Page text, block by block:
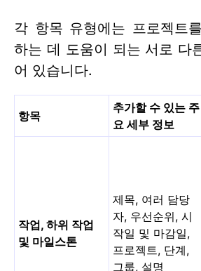
각 항목 유형에는 프로젝트
하는 데 도움이 되는 서로 다
어 있습니다.
항목
추가할 수 있는 주
요 세부 정보
작업, 하위 작업
및 마일스톤
제목, 여러 담당
자, 우선순위, 시
작일 및 마감일,
프로젝트, 단계,
그룹, 설명